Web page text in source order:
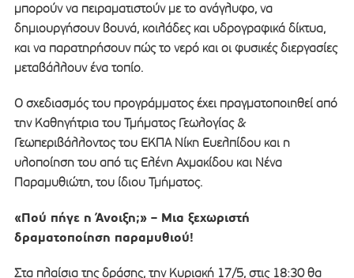
μπορούν να πειραματιστούν με το ανάγλυφο, να
δημιουργήσουν βουνά, κοιλάδες και υδρογραφικά δίκτυα,
και να παρατηρήσουν πώς το νερό και οι φυσικές διεργασίες
μεταβάλλουν ένα τοπίο.
Ο σχεδιασμός του προγράμματος έχει πραγματοποιηθεί από
την Καθηγήτρια του Τμήματος Γεωλογίας &
Γεωπεριβάλλοντος του ΕΚΠΑ Νίκη Ευελπίδου και η
υλοποίηση του από τις Ελένη Αχμακίδου και Νένα
Παραμυθιώτη, του ίδιου Τμήματος.
«Πού πήγε η Άνοιξη;» – Μια ξεχωριστή
δραματοποίηση παραμυθιού!
Στα πλαίσια της δράσης, την Κυριακή 17/5, στις 18:30 θα